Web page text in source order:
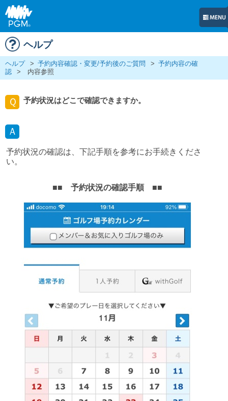
ヘルプ
ヘルプ > 予約内容確認・変更/予約後のご質問 > 予約内容の確
認
> 内容参照
Ｑ 予約状況はどこで確認できますか。
Ａ
予約状況の確認は、下記手順を参考にお手続きくださ
い。
■■ 予約状況の確認手順 ■■